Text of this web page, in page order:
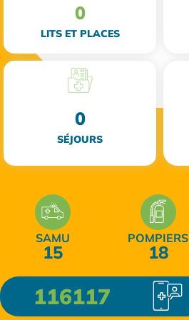
LITS ET PLACES
0
SÉJOURS
0
SAMU
15
POMPIERS
18
116117